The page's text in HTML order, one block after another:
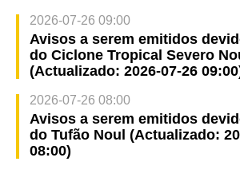
2026-07-26 09:00
Avisos a serem emitidos
do Ciclone Tropical Severo
(Actualizado: 2026-07-26
2026-07-26 08:00
Avisos a serem emitidos
do Tufão Noul (Actualizado:
08:00)